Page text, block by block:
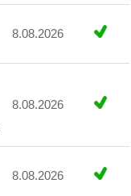
8.08.2026
8.08.2026
8.08.2026